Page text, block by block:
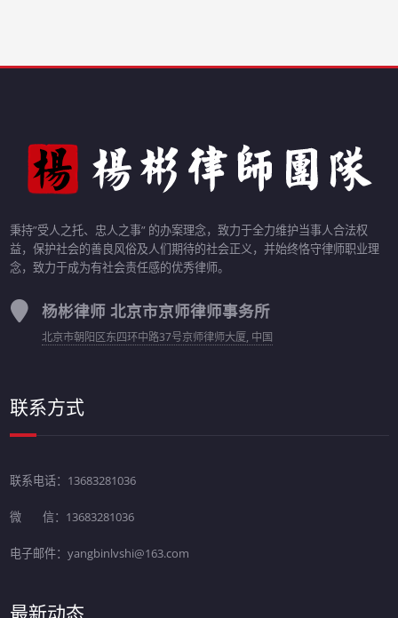
秉持”受人之托、忠人之事” 的办案理念，致力于全力维护当事人合法权
益，保护社会的善良风俗及人们期待的社会正义，并始终恪守律师职业理
念，致力于成为有社会责任感的优秀律师。
杨彬律师 北京市京师律师事务所
北京市朝阳区东四环中路37号京师律师大厦, 中国
联系方式
联系电话：13683281036
微 信：13683281036
电子邮件：yangbinlvshi@163.com
最新动态